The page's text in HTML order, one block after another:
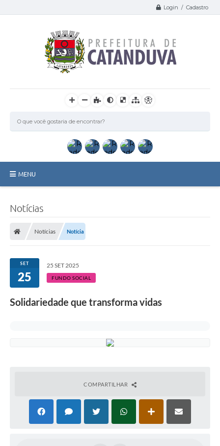
Login / Cadastro
MENU
Licitações / PCA
Transparência
Notícias
Notícias Notícia
SET
25
25 SET 2025
FUNDO SOCIAL
Solidariedade que transforma vidas
COMPARTILHAR